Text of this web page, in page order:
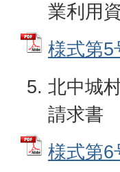
業利用
様式第
北中城
請求書
様式第